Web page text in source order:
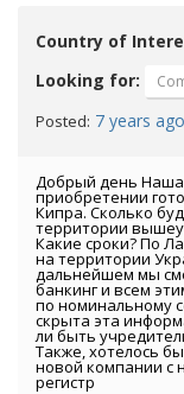
Country of
Looking for:
Posted: 7 years ago
Добрый день Наша
приобретении
Кипра. Сколько
территории
Какие сроки? По
на территории
дальнейшем мы
банкинг и всем
по номинальному
скрыта эта
ли быть
Также, хотелось
новой компании с
регистр